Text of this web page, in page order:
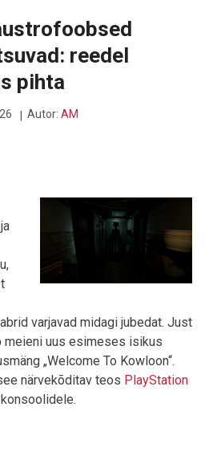
reedel
pihta
Autor: AM
varjavad midagi jubedat. Just
uus esimeses isikus
„Welcome To Kowloon“.
närvekõditav teos PlayStation
konsoolidele.